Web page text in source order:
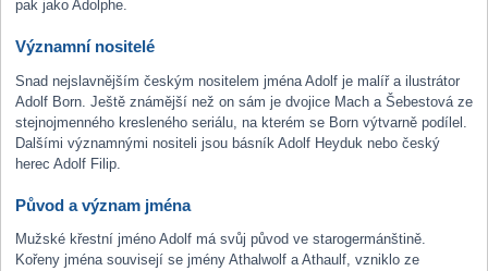
pak jako Adolphe.
Významní nositelé
Snad nejslavnějším českým nositelem jména Adolf je malíř a ilustrátor
Adolf Born. Ještě známější než on sám je dvojice Mach a Šebestová ze
stejnojmenného kresleného seriálu, na kterém se Born výtvarně podílel.
Dalšími významnými nositeli jsou básník Adolf Heyduk nebo český
herec Adolf Filip.
Původ a význam jména
Mužské křestní jméno Adolf má svůj původ ve starogermánštině.
Kořeny jména souvisejí se jmény Athalwolf a Athaulf, vzniklo ze